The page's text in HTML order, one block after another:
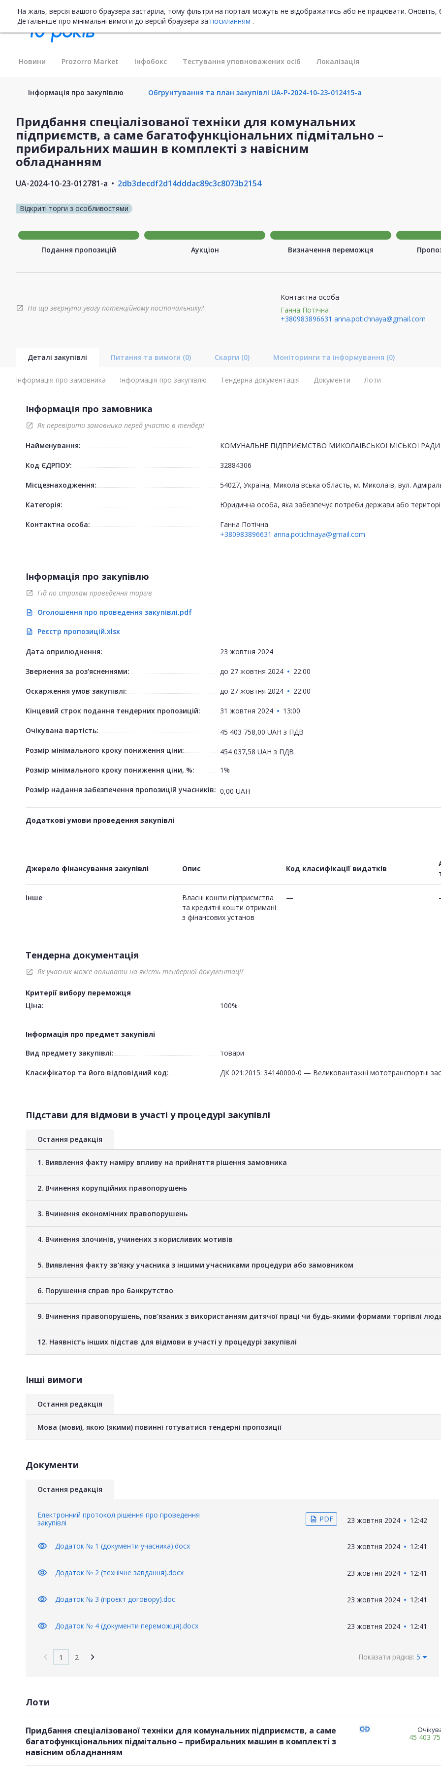
На жаль, версія вашого браузера застаріла, тому фільтри на порталі можуть не відображатись або не працювати.
Детальніше про мінімальні вимоги до версій браузера за посиланням .
Новини Prozorro Market Інфобокс Тестування уповноважених осіб Локалізація
Інформація про закупівлю Обгрунтування та план закупівлі UA-P-2024-10-23-012415-a
Придбання спеціалізованої техніки для комунальних
підприємств, а саме багатофункціональних підмітально –
прибиральних машин в комплекті з навісним
обладнанням
UA-2024-10-23-012781-a 2db3decdf2d14dddac89c3c8073b2154
Відкриті торги з особливостями
Подання пропозицій Аукціон Визначення переможця
open_in_new На що звернути увагу потенційному постачальнику?
Контактна особа
Ганна Потічна
+380983896631 anna.potichnaya@gmail.com
Деталі закупівлі Питання та вимоги (0) Скарги (0) Моніторинги та інформування (0)
Інформація про замовника Інформація про закупівлю Тендерна документація Документи Лоти
Інформація про замовника
open_in_new Як перевірити замовника перед участю в тендері
Найменування: КОМУНАЛЬНЕ ПІДПРИЄМСТВО МИКОЛАЇВСЬКОЇ МІСЬКОЇ
Код ЄДРПОУ: 32884306
Місцезнаходження: 54027, Україна, Миколаївська область, м. Миколаїв, вул.
Категорія: Юридична особа, яка забезпечує потреби держави або
Контактна особа:
Ганна Потічна
+380983896631 anna.potichnaya@gmail.com
Інформація про закупівлю
open_in_new Гід по строкам проведення торгів
description Оголошення про проведення закупівлі.pdf
description Реєстр пропозицій.xlsx
Дата оприлюднення: 23 жовтня 2024
Звернення за роз'ясненнями: до 27 жовтня 2024 22:00
Оскарження умов закупівлі: до 27 жовтня 2024 22:00
Кінцевий строк подання тендерних пропозицій: 31 жовтня 2024 13:00
Очікувана вартість: 45 403 758,00 UAH з ПДВ
Розмір мінімального кроку пониження ціни:
454 037,58 UAH з ПДВ
Розмір мінімального кроку пониження ціни, %:
1%
Розмір надання забезпечення пропозицій учасників: 0,00 UAH
Додаткові умови проведення закупівлі
Джерело фінансування закупівлі Опис Код класифікації видатків
Інше
Власні кошти підприємства
та кредитні кошти отримані
з фінансових установ
—
Тендерна документація
open_in_new Як учасник може впливати на якість тендерної документації
Критерії вибору переможця
Ціна:
100%
Інформація про предмет закупівлі
Вид предмету закупівлі:
товари
Класифікатор та його відповідний код: ДК 021:2015: 34140000-0 — Великовантажні мототранспортні
Підстави для відмови в участі у процедурі закупівлі
Остання редакція
1. Виявлення факту наміру впливу на прийняття рішення замовника
2. Вчинення корупційних правопорушень
3. Вчинення економічних правопорушень
4. Вчинення злочинів, учинених з корисливих мотивів
5. Виявлення факту зв'язку учасника з іншими учасниками процедури або замовником
6. Порушення справ про банкрутство
9. Вчинення правопорушень, пов'язаних з використанням дитячої праці чи будь-якими формами торгівлі
12. Наявність інших підстав для відмови в участі у процедурі закупівлі
Інші вимоги
Остання редакція
Мова (мови), якою (якими) повинні готуватися тендерні пропозиції
Документи
Остання редакція
Електронний протокол рішення про проведення
закупівлі
description PDF 23 жовтня 2024 12:42
visibility Додаток № 1 (документи учасника).docx 23 жовтня 2024 12:41
visibility Додаток № 2 (технічне завдання).docx 23 жовтня 2024 12:41
visibility Додаток № 3 (проєкт договору).doc 23 жовтня 2024 12:41
visibility Додаток № 4 (документи переможця).docx 23 жовтня 2024 12:41
1 2 Показати рядків: 5
Лоти
Придбання спеціалізованої техніки для комунальних підприємств, а саме
багатофункціональних підмітально – прибиральних машин в комплекті з
навісним обладнанням
link
45 403